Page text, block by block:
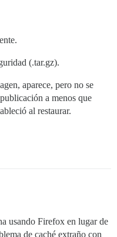
(.tar.gz).
aparece, pero no se
a menos que
al restaurar.
usando Firefox en lugar de
de caché extraño con